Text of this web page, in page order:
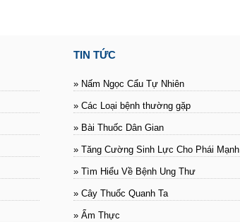
TIN TỨC
» Nấm Ngọc Cẩu Tự Nhiên
» Các Loại bệnh thường gặp
» Bài Thuốc Dân Gian
» Tăng Cường Sinh Lực Cho Phái Mạnh
» Tìm Hiểu Về Bệnh Ung Thư
» Cây Thuốc Quanh Ta
» Ẩm Thực